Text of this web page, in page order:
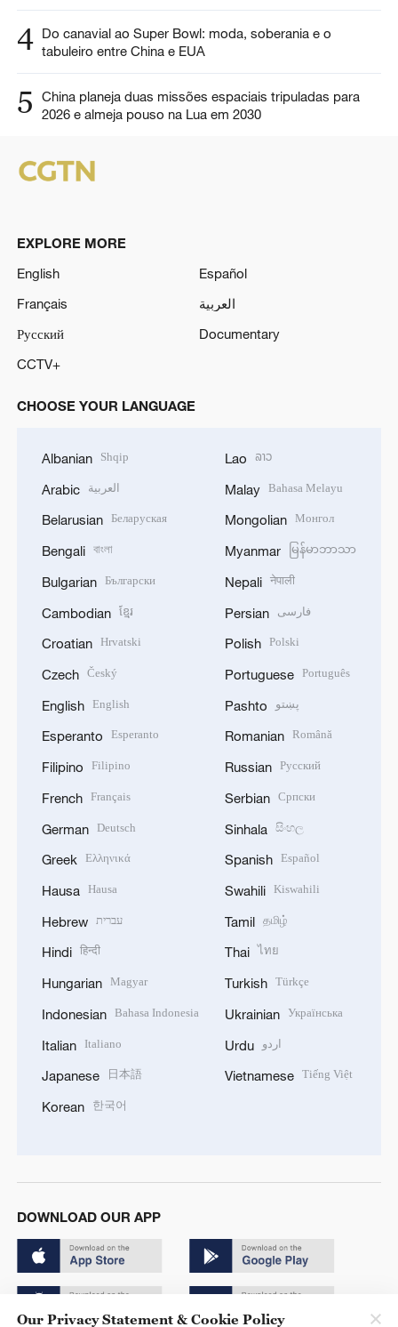
4 Do canavial ao Super Bowl: moda, soberania e o
tabuleiro entre China e EUA
5
China planeja duas missões espaciais tripuladas para
2026 e almeja pouso na Lua em 2030
EXPLORE MORE
English
Español
Français
العربية
Русский
Documentary
CCTV+
CHOOSE YOUR LANGUAGE
Albanian Shqip
Arabic العربية
Belarusian Беларуская
Bengali বাংলা
Bulgarian Български
Cambodian ខ្មែរ
Croatian Hrvatski
Czech Český
English English
Esperanto Esperanto
Filipino Filipino
French Français
German Deutsch
Greek Ελληνικά
Hausa Hausa
Hebrew עברית
Hindi हिन्दी
Hungarian Magyar
Indonesian Bahasa Indonesia
Italian Italiano
Japanese 日本語
Korean 한국어
Lao ລາວ
Malay Bahasa Melayu
Mongolian Монгол
Myanmar မြန်မာဘာသာ
Nepali नेपाली
Persian فارسی
Polish Polski
Portuguese Português
Pashto پښتو
Romanian Română
Russian Русский
Serbian Српски
Sinhala සිංහල
Spanish Español
Swahili Kiswahili
Tamil தமிழ்
Thai ไทย
Turkish Türkçe
Ukrainian Українська
Urdu اردو
Vietnamese Tiếng Việt
DOWNLOAD OUR APP
Our Privacy Statement & Cookie Policy